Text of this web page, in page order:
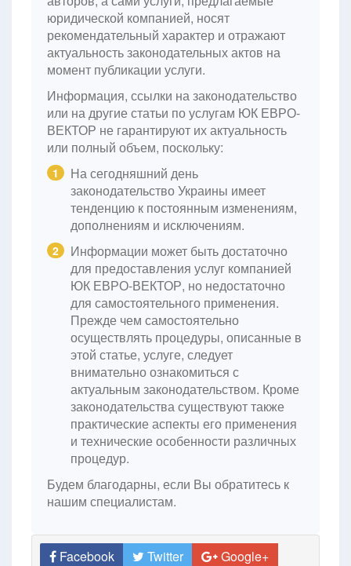
юридической компанией, носят
рекомендательный характер и отражают
актуальность законодательных актов на
момент публикации услуги.
Информация, ссылки на законодательство
или на другие статьи по услугам ЮК ЕВРО-
ВЕКТОР не гарантируют их актуальность
или полный объем, поскольку:
1
На сегодняшний день
законодательство Украины имеет
тенденцию к постоянным изменениям,
дополнениям и исключениям.
2
Информации может быть достаточно
для предоставления услуг компанией
ЮК ЕВРО-ВЕКТОР, но недостаточно
для самостоятельного применения.
Прежде чем самостоятельно
осуществлять процедуры, описанные в
этой статье, услуге, следует
внимательно ознакомиться с
актуальным законодательством. Кроме
законодательства существуют также
практические аспекты его применения
и технические особенности различных
процедур.
Будем благодарны, если Вы обратитесь к
нашим специалистам.
Facebook Twitter
Google+